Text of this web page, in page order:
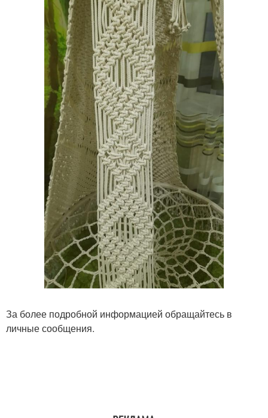
За более подробной информацией обращайтесь в
личные сообщения.